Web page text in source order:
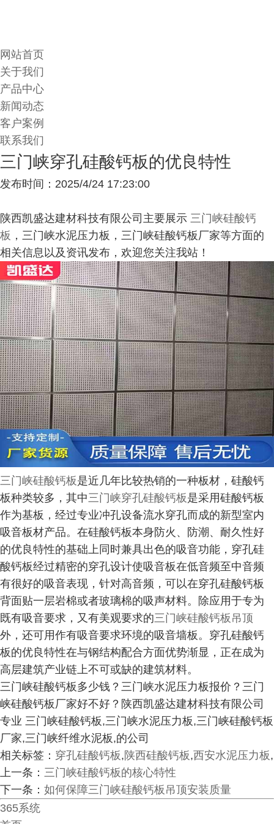
网站首页
关于我们
产品中心
新闻动态
客户案例
联系我们
三门峡穿孔硅酸钙板的优良特性
发布时间：2025/4/24 17:23:00
陕西凯盛达建材科技有限公司主要展示 三门峡硅酸钙
板 ，三门峡水泥压力板，三门峡硅酸钙板厂家等方面的
相关信息以及资讯发布，欢迎您关注我站！
三门峡硅酸钙板是近几年比较热销的一种板材，硅酸钙
板种类较多，其中三门峡穿孔硅酸钙板是采用硅酸钙板
作为基板，经过专业冲孔设备流水穿孔而成的新型室内
吸音板材产品。在硅酸钙板本身防火、防潮、耐久性好
的优良特性的基础上同时兼具出色的吸音功能，穿孔硅
酸钙板经过精密的穿孔设计使吸音板在低音频至中音频
有很好的吸音表现，针对高音频，可以在穿孔硅酸钙板
背面贴一层岩棉或者玻璃棉的吸声材料。除应用于专为
既有吸音要求，又有美观要求的三门峡硅酸钙板吊顶
外，还可用作有吸音要求环境的吸音墙板。穿孔硅酸钙
板的优良特性在与钢结构配合方面优势渐显，正在成为
高层建筑产业链上不可或缺的建筑材料。
三门峡硅酸钙板多少钱？三门峡水泥压力板报价？三门
峡硅酸钙板厂家好不好？陕西凯盛达建材科技有限公司
专业 三门峡硅酸钙板,三门峡水泥压力板,三门峡硅酸钙板
厂家,三门峡纤维水泥板,的公司
相关标签： 穿孔硅酸钙板, 陕西硅酸钙板,西安水泥压力板,
上一条： 三门峡硅酸钙板的核心特性
下一条： 如何保障三门峡硅酸钙板吊顶安装质量
365系统